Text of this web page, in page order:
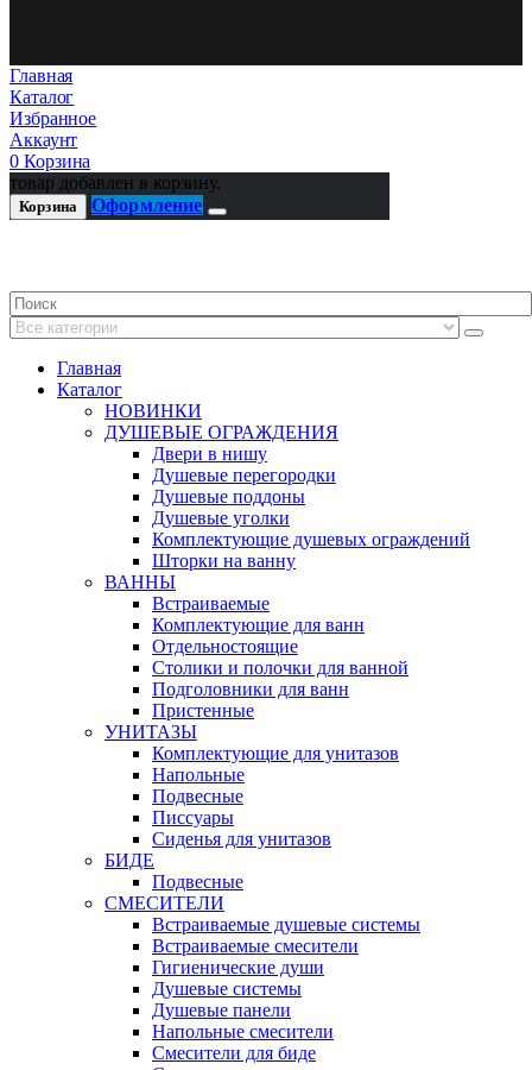
Главная
Каталог
Избранное
Аккаунт
0 Корзина
товар добавлен в корзину.
Корзина Оформление
Главная
Каталог
НОВИНКИ
ДУШЕВЫЕ ОГРАЖДЕНИЯ
Двери в нишу
Душевые перегородки
Душевые поддоны
Душевые уголки
Комплектующие душевых ограждений
Шторки на ванну
ВАННЫ
Встраиваемые
Комплектующие для ванн
Отдельностоящие
Столики и полочки для ванной
Подголовники для ванн
Пристенные
УНИТАЗЫ
Комплектующие для унитазов
Напольные
Подвесные
Писсуары
Сиденья для унитазов
БИДЕ
Подвесные
СМЕСИТЕЛИ
Встраиваемые душевые системы
Встраиваемые смесители
Гигиенические души
Душевые системы
Душевые панели
Напольные смесители
Смесители для биде